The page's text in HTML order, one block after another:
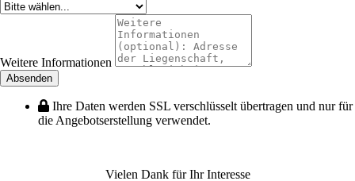
Weitere Informationen
Absenden
Ihre Daten werden SSL verschlüsselt übertragen und nur für
die Angebotserstellung verwendet.
Vielen Dank für Ihr Interesse